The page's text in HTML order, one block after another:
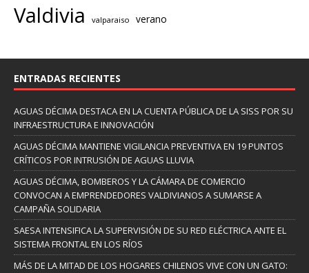
Valdivia valparaiso verano
ENTRADAS RECIENTES
AGUAS DÉCIMA DESTACA EN LA CUENTA PÚBLICA DE LA SISS POR SU
INFRAESTRUCTURA E INNOVACIÓN
AGUAS DÉCIMA MANTIENE VIGILANCIA PREVENTIVA EN 19 PUNTOS
CRÍTICOS POR INTRUSIÓN DE AGUAS LLUVIA
AGUAS DÉCIMA, BOMBEROS Y LA CÁMARA DE COMERCIO
CONVOCAN A EMPRENDEDORES VALDIVIANOS A SUMARSE A
CAMPAÑA SOLIDARIA
SAESA INTENSIFICA LA SUPERVISIÓN DE SU RED ELÉCTRICA ANTE EL
SISTEMA FRONTAL EN LOS RÍOS
MÁS DE LA MITAD DE LOS HOGARES CHILENOS VIVE CON UN GATO: